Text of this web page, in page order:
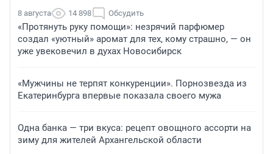
8 августа 14 898 Обсудить
«Протянуть руку помощи»: незрячий парфюмер
создал «уютный» аромат для тех, кому страшно, — он
уже увековечил в духах Новосибирск
«Мужчины не терпят конкуренции». Порнозвезда из
Екатеринбурга впервые показала своего мужа
Одна банка — три вкуса: рецепт овощного ассорти на
зиму для жителей Архангельской области